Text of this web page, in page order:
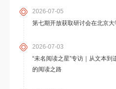
2026-07-05
第七期开放获取研讨会在北京
2026-07-03
“未名阅读之星”专访｜从文本
的阅读之路